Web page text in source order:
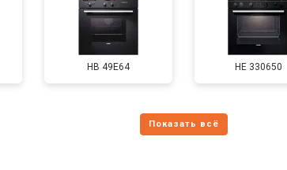
HB 49E64 HE 330650